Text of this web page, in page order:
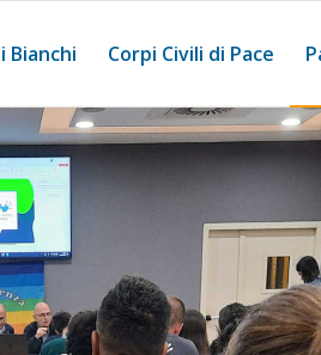
Bianchi Corpi Civili di Pace